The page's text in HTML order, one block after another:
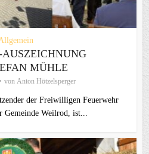
AUSZEICHNUNG
MÜHLE
von Anton Hötzelsperger
der Freiwilligen Feuerwehr
Gemeinde Weilrod, ist...